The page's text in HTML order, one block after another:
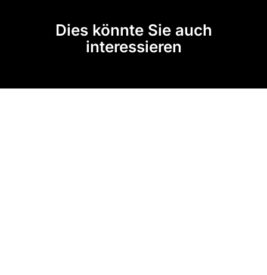
Dies könnte Sie auch
interessieren